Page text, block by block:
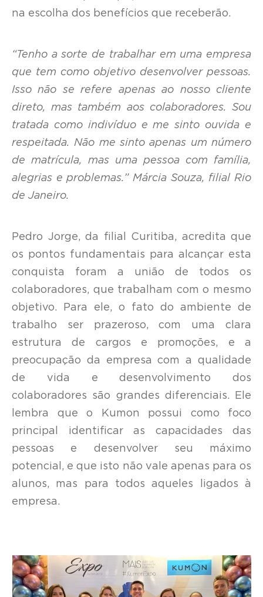
na escolha dos benefícios que receberão.
“Tenho a sorte de trabalhar em uma empresa
que tem como objetivo desenvolver pessoas.
Isso não se refere apenas ao nosso cliente
direto, mas também aos colaboradores. Sou
tratada como indivíduo e me sinto ouvida e
respeitada. Não me sinto apenas um número
de matrícula, mas uma pessoa com família,
alegrias e problemas.” Márcia Souza, filial Rio
de Janeiro.
Pedro Jorge, da filial Curitiba, acredita que
os pontos fundamentais para alcançar esta
conquista foram a união de todos os
colaboradores, que trabalham com o mesmo
objetivo. Para ele, o fato do ambiente de
trabalho ser prazeroso, com uma clara
estrutura de cargos e promoções, e a
preocupação da empresa com a qualidade
de vida e desenvolvimento dos
colaboradores são grandes diferenciais. Ele
lembra que o Kumon possui como foco
principal identificar as capacidades das
pessoas e desenvolver seu máximo
potencial, e que isto não vale apenas para os
alunos, mas para todos aqueles ligados à
empresa.